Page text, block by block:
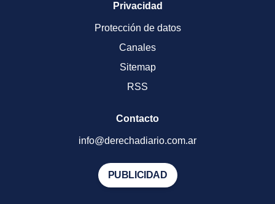
Privacidad
Protección de datos
Canales
Sitemap
RSS
Contacto
info@derechadiario.com.ar
PUBLICIDAD